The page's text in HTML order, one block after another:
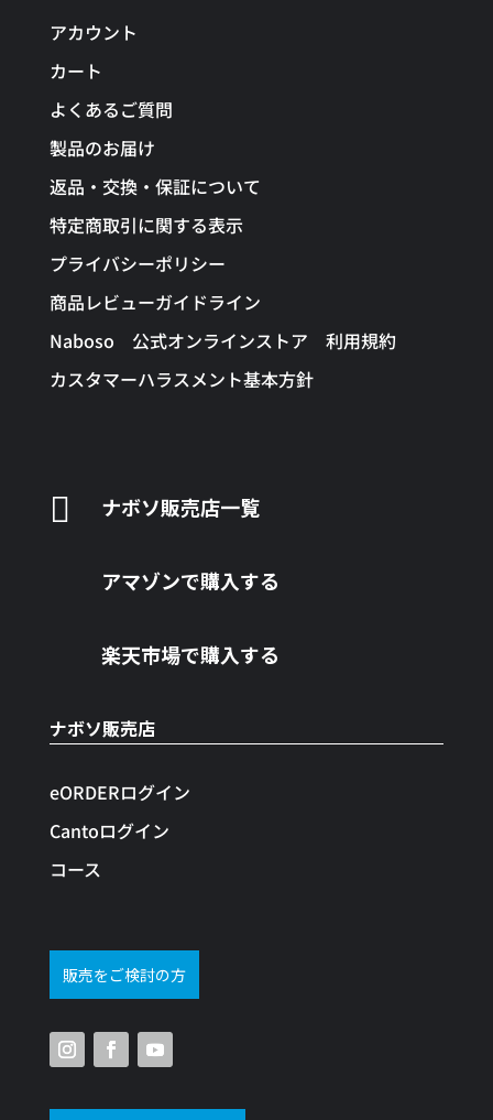
アカウント
カート
よくあるご質問
製品のお届け
返品・交換・保証について
特定商取引に関する表示
プライバシーポリシー
商品レビューガイドライン
Naboso 公式オンラインストア 利用規約
カスタマーハラスメント基本方針
 ナボソ販売店一覧
アマゾンで購入する
楽天市場で購入する
ナボソ販売店
eORDERログイン
Cantoログイン
コース
販売をご検討の方